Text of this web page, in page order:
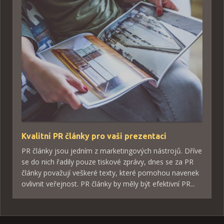
Kvalitní PR články pro vaši prezentaci
PR články jsou jedním z marketingových nástrojů. Dříve
se do nich řadily pouze tiskové zprávy, dnes se za PR
články považují veškeré texty, které pomohou navenek
ovlivnit veřejnost. PR články by měly být efektivní PR...